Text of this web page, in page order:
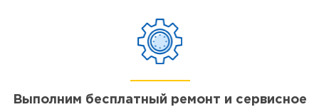
Выполним бесплатный ремонт и сервисное